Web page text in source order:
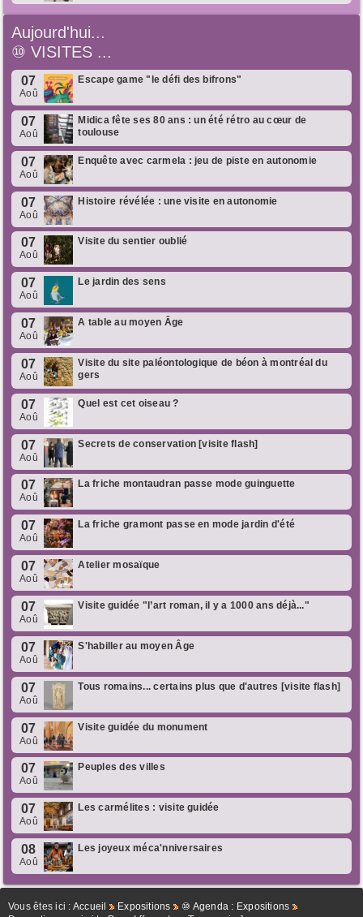
Aujourd'hui...
⑩VISITES ...
07
Aoû
Escape game "le défi des bifrons"
07
Aoû
Midica fête ses 80 ans : un été rétro au cœur de
toulouse
07
Aoû
Enquête avec carmela : jeu de piste en autonomie
07
Aoû
Histoire révélée : une visite en autonomie
07
Aoû
Visite du sentier oublié
07
Aoû
Le jardin des sens
07
Aoû
A table au moyen Âge
07
Aoû
Visite du site paléontologique de béon à montréal du
gers
07
Aoû
Quel est cet oiseau ?
07
Aoû
Secrets de conservation [visite flash]
07
Aoû
La friche montaudran passe mode guinguette
07
Aoû
La friche gramont passe en mode jardin d'été
07
Aoû
Atelier mosaïque
07
Aoû
Visite guidée "l’art roman, il y a 1000 ans déjà..."
07
Aoû
S'habiller au moyen Âge
07
Aoû
Tous romains... certains plus que d'autres [visite flash]
07
Aoû
Visite guidée du monument
07
Aoû
Peuples des villes
07
Aoû
Les carmélites : visite guidée
08
Aoû
Les joyeux méca'nniversaires
Vous êtes ici : Accueil Expositions
⑩ Agenda : Expositions